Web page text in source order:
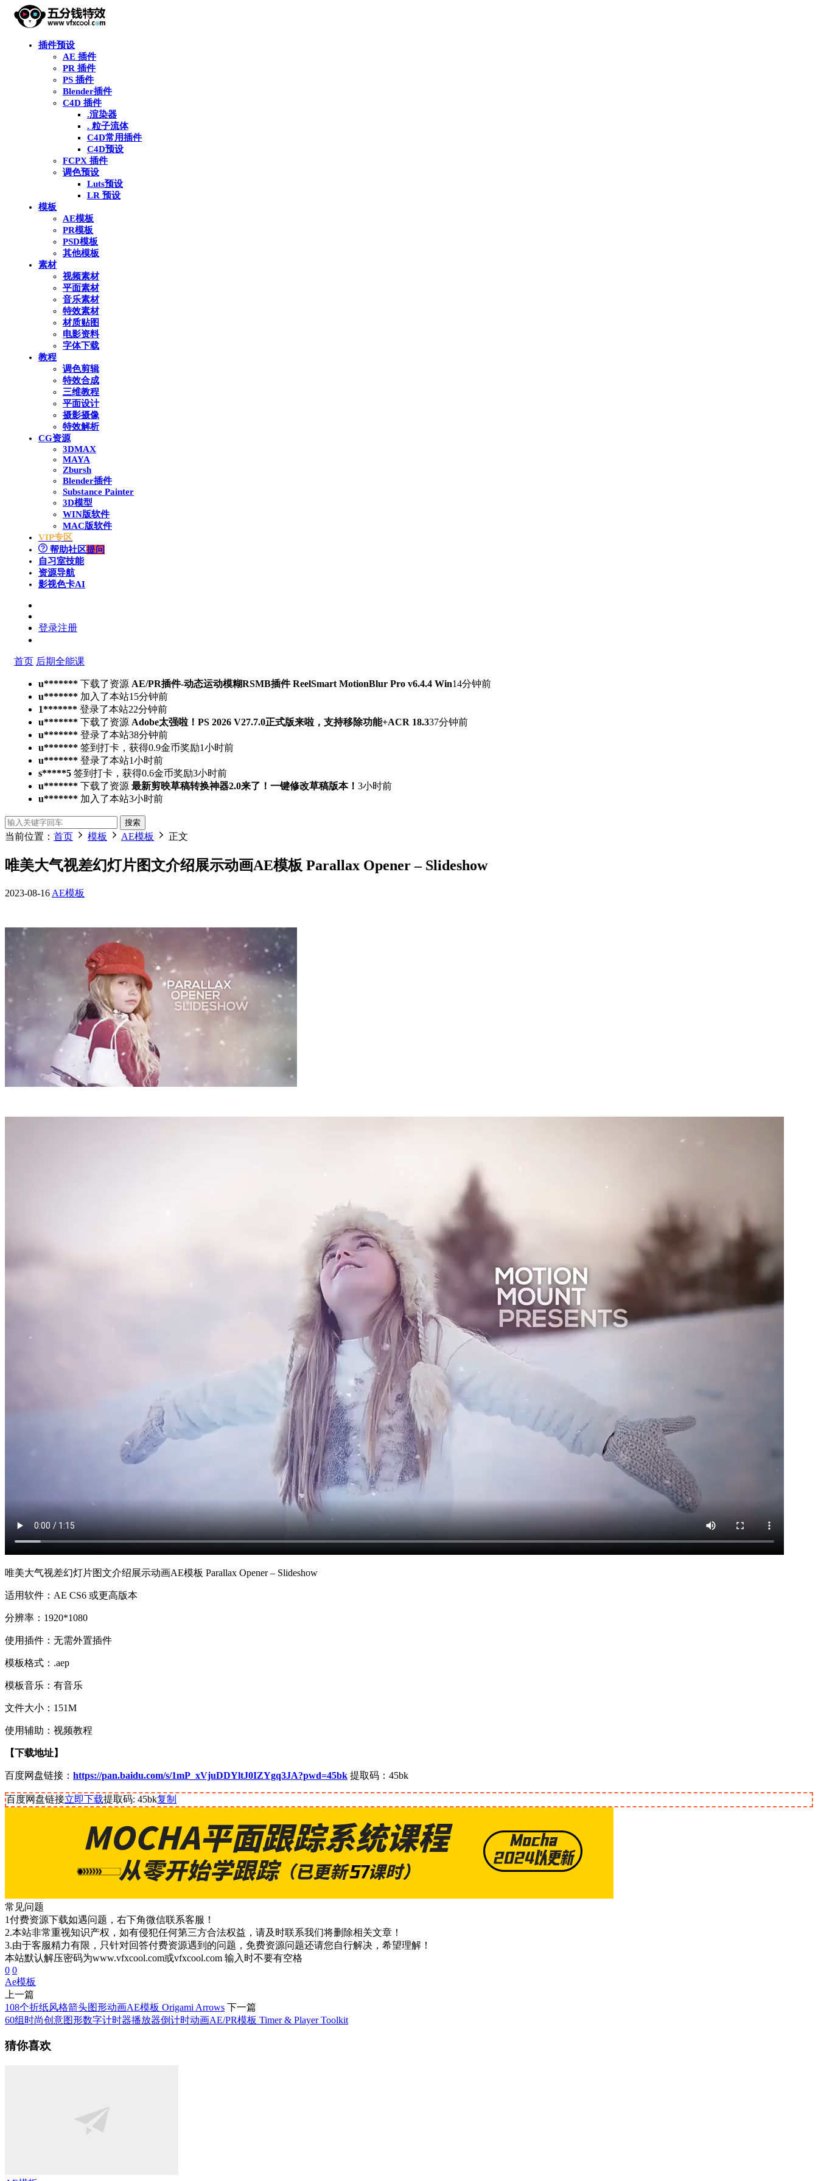
插件预设
AE 插件
PR 插件
PS 插件
Blender插件
C4D 插件
.渲染器
. 粒子流体
C4D常用插件
C4D预设
FCPX 插件
调色预设
Luts预设
LR 预设
模板
AE模板
PR模板
PSD模板
其他模板
素材
视频素材
平面素材
音乐素材
特效素材
材质贴图
电影资料
字体下载
教程
调色剪辑
特效合成
三维教程
平面设计
摄影摄像
特效解析
CG资源
3DMAX
MAYA
Zbursh
Blender插件
Substance Painter
3D模型
WIN版软件
MAC版软件
VIP专区
帮助社区提问
自习室技能
资源导航
影视色卡AI
登录注册
首页 后期全能课
u******* 下载了资源 AE/PR插件-动态运动模糊RSMB插件 ReelSmart MotionBlur Pro v6.4.4 Win14分钟前
u******* 加入了本站15分钟前
1******* 登录了本站22分钟前
u******* 下载了资源 Adobe太强啦！PS 2026 V27.7.0正式版来啦，支持移除功能+ACR 18.337分钟前
u******* 登录了本站38分钟前
u******* 签到打卡，获得0.9金币奖励1小时前
u******* 登录了本站1小时前
s*****5 签到打卡，获得0.6金币奖励3小时前
u******* 下载了资源 最新剪映草稿转换神器2.0来了！一键修改草稿版本！ 3小时前
u******* 加入了本站3小时前
搜索
当前位置： 首页 模板 AE模板 正文
唯美大气视差幻灯片图文介绍展示动画AE模板 Parallax Opener – Slideshow
2023-08-16 AE模板
唯美大气视差幻灯片图文介绍展示动画AE模板 Parallax Opener – Slideshow
适用软件：AE CS6 或更高版本
分辨率：1920*1080
使用插件：无需外置插件
模板格式：.aep
模板音乐：有音乐
文件大小：151M
使用辅助：视频教程
【下载地址】
百度网盘链接： https://pan.baidu.com/s/1mP_xVjuDDYltJ0IZYgq3JA?pwd=45bk 提取码：45bk
百度网盘链接立即下载提取码: 45bk复制
常见问题
1付费资源下载如遇问题，右下角微信联系客服！
2.本站非常重视知识产权，如有侵犯任何第三方合法权益，请及时联系我们将删除相关文章！
3.由于客服精力有限，只针对回答付费资源遇到的问题，免费资源问题还请您自行解决，希望理解！
本站默认解压密码为www.vfxcool.com或vfxcool.com 输入时不要有空格
0 0
Ae模板
上一篇
108个折纸风格箭头图形动画AE模板 Origami Arrows 下一篇
60组时尚创意图形数字计时器播放器倒计时动画AE/PR模板 Timer & Player Toolkit
猜你喜欢